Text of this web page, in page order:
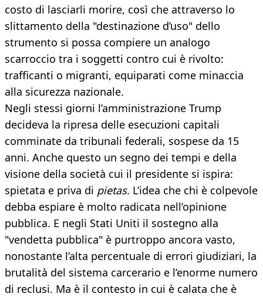
costo di lasciarli morire, così che attraverso lo
slittamento della "destinazione d’uso" dello
strumento si possa compiere un analogo
scarroccio tra i soggetti contro cui è rivolto:
trafficanti o migranti, equiparati come minaccia
alla sicurezza nazionale.
Negli stessi giorni l’amministrazione Trump
decideva la ripresa delle esecuzioni capitali
comminate da tribunali federali, sospese da 15
anni. Anche questo un segno dei tempi e della
visione della società cui il presidente si ispira:
spietata e priva di pietas. L’idea che chi è colpevole
debba espiare è molto radicata nell’opinione
pubblica. E negli Stati Uniti il sostegno alla
"vendetta pubblica" è purtroppo ancora vasto,
nonostante l’alta percentuale di errori giudiziari, la
brutalità del sistema carcerario e l’enorme numero
di reclusi. Ma è il contesto in cui è calata che è